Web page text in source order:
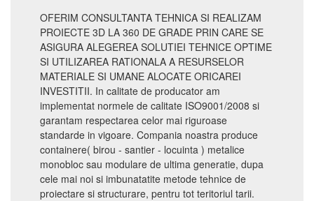
OFERIM CONSULTANTA TEHNICA SI REALIZAM
PROIECTE 3D LA 360 DE GRADE PRIN CARE SE
ASIGURA ALEGEREA SOLUTIEI TEHNICE OPTIME
SI UTILIZAREA RATIONALA A RESURSELOR
MATERIALE SI UMANE ALOCATE ORICAREI
INVESTITII. In calitate de producator am
implementat normele de calitate ISO9001/2008 si
garantam respectarea celor mai riguroase
standarde in vigoare. Compania noastra produce
containere( birou - santier - locuinta ) metalice
monobloc sau modulare de ultima generatie, dupa
cele mai noi si imbunatatite metode tehnice de
proiectare si structurare, pentru tot teritoriul tarii.